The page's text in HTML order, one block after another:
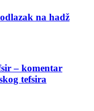
na hadž
– komentar
tefsira